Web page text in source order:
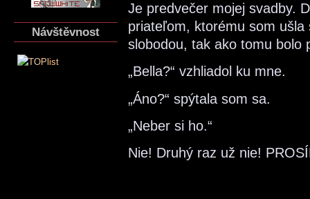
Návštěvnost
Je predvečer mojej svadby.
priateľom, ktorému som
slobodou, tak ako tomu bolo
„Bella?“ vzhliadol ku mne.
„Áno?“ spýtala som sa.
„Neber si ho.“
Nie! Druhý raz už nie!